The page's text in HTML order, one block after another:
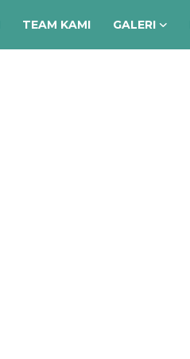
TEAM KAMI GALERI